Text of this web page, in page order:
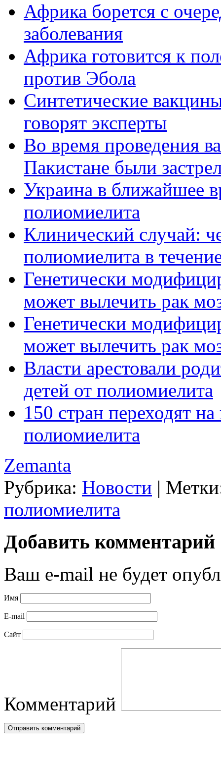
Африка борется с
заболевания
Африка готовится к
против Эбола
Синтетические
говорят эксперты
Во время проведения
Пакистане были
Украина в ближайшее
полиомиелита
Клинический случай:
полиомиелита в
Генетически
может вылечить рак
Генетически
может вылечить рак
Власти арестовали
детей от полиомиелита
150 стран переходят
полиомиелита
Zemanta
Рубрика: Новости |
полиомиелита
Добавить комментарий
Ваш e-mail не будет
Имя
E-mail
Сайт
Комментарий